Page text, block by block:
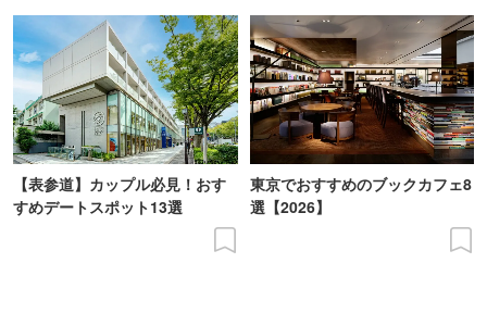
【表参道】カップル必見！おす
すめデートスポット13選
東京でおすすめのブックカフェ8
選【2026】